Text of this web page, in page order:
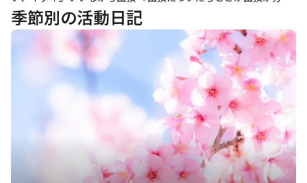
らずこれかもで写メ📸😆 この後、石狩の番屋の湯で疲れを癒や
し、銭函の文華楼でお腹を満たして帰宅🏠 昨日は誘っておきなが
らリサーチは山友にお願い、準備不足でトラブル発生と色々あっ
たけどお天気と山友のおかげでいい山活になりました！ 感謝🙏✨
季節別の活動日記